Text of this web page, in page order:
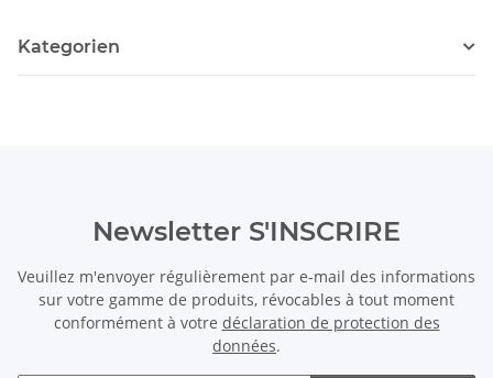
Kategorien
Newsletter S'INSCRIRE
Veuillez m'envoyer régulièrement par e-mail des informations
sur votre gamme de produits, révocables à tout moment
conformément à votre déclaration de protection des
données.